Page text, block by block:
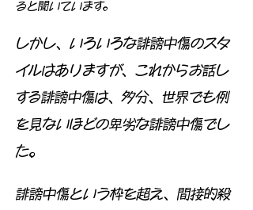
ると聞いています。
しかし、いろいろな誹謗中傷のスタ
イルはありますが、これからお話し
する誹謗中傷は、多分、世界でも例
を見ないほどの卑劣な誹謗中傷でし
た。
誹謗中傷という枠を超え、間接的殺